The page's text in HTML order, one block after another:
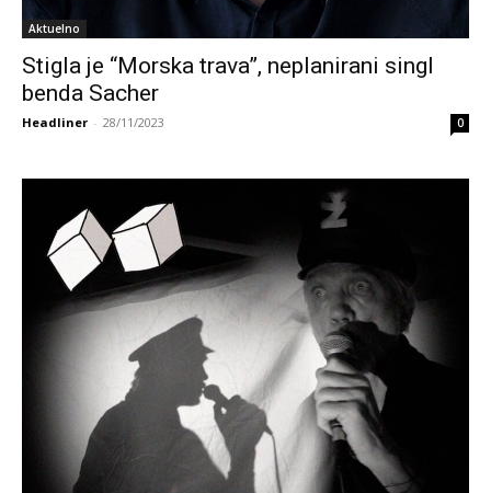
Aktuelno
Stigla je “Morska trava”, neplanirani singl
benda Sacher
Headliner - 28/11/2023 0